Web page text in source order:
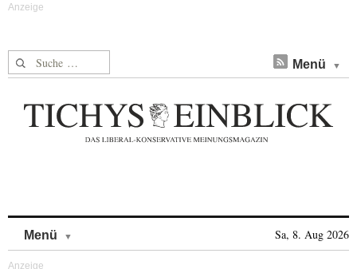
Suche nach: Menü
Menü Sa, 8. Aug 2026